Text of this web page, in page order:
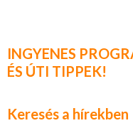
INGYENES
ÉS ÚTI TIPPEK!
Keresés a hírekben